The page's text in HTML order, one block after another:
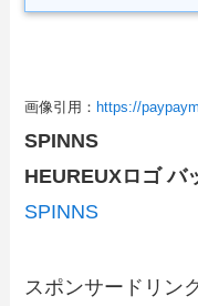
画像引用： https://
SPINNS
HEUREUXロゴ バ
SPINNS
スポンサードリン